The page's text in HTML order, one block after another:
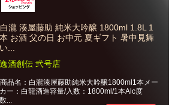
白瀧 湊屋藤助 純米大吟醸 1800ml 1.8L 1
本 お酒 父の日 お中元 夏ギフト 暑中見舞
い...
逸酒創伝 弐号店
商品名：白瀧湊屋藤助純米大吟醸1800ml1本メー
カー：白龍酒造容量/入数：1800ml/1本Alc度
数...